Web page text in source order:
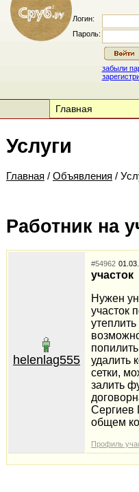
Логин:
Пароль:
забыли
Услуги
Главная / Объявления /
Работник на
helenlag555
#54962
участок
Нужен
участок
удалить
сетки,
залить
Сергиев
общем
Профиль